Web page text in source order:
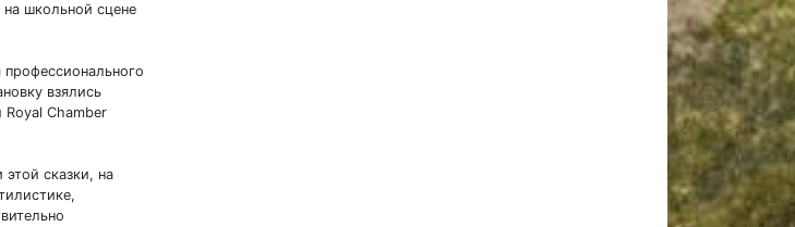
школьной сцене
взялись
Chamber
сказки, на